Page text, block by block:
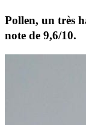
Pollen, un très
note de 9,6/10.